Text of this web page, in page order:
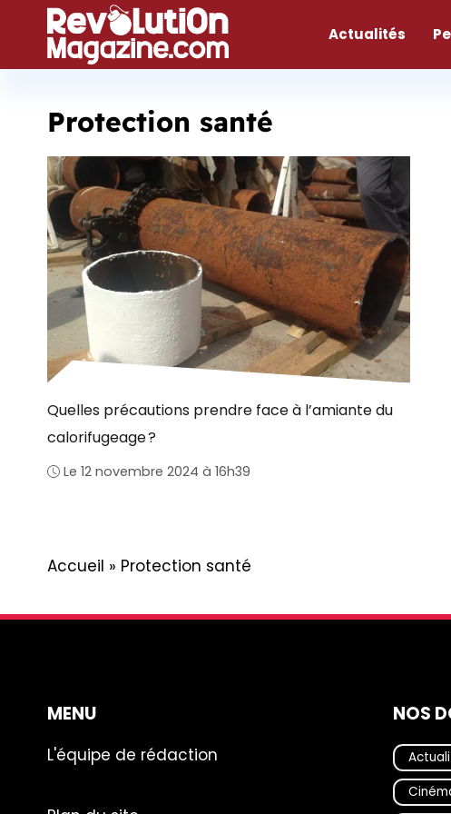
contenu
Actualités
Protection santé
Quelles précautions prendre face à l’amiante du
calorifugeage ?
Le 12 novembre 2024 à 16h39
Accueil » Protection santé
MENU
L'équipe de rédaction
NOS